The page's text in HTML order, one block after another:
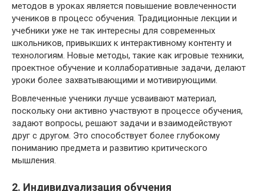
методов в уроках является повышение вовлеченности
учеников в процесс обучения. Традиционные лекции и
учебники уже не так интересны для современных
школьников, привыкших к интерактивному контенту и
технологиям. Новые методы, такие как игровые техники,
проектное обучение и коллаборативные задачи, делают
уроки более захватывающими и мотивирующими.
Вовлеченные ученики лучше усваивают материал,
поскольку они активно участвуют в процессе обучения,
задают вопросы, решают задачи и взаимодействуют
друг с другом. Это способствует более глубокому
пониманию предмета и развитию критического
мышления.
2. Индивидуализация обучения